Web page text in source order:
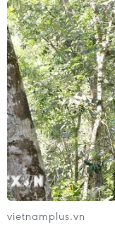
vietnamplus.vn